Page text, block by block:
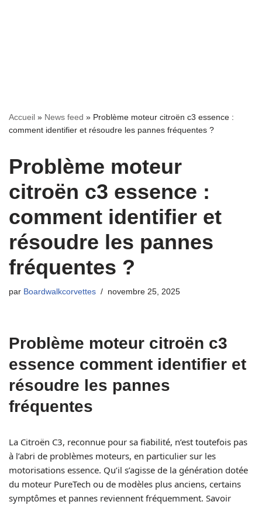
Accueil » News feed » Problème moteur citroën c3 essence :
comment identifier et résoudre les pannes fréquentes ?
Problème moteur
citroën c3 essence :
comment identifier et
résoudre les pannes
fréquentes ?
par Boardwalkcorvettes novembre 25, 2025
Problème moteur citroën c3
essence comment identifier et
résoudre les pannes
fréquentes
La Citroën C3, reconnue pour sa fiabilité, n’est toutefois pas
à l’abri de problèmes moteurs, en particulier sur les
motorisations essence. Qu’il s’agisse de la génération dotée
du moteur PureTech ou de modèles plus anciens, certains
symptômes et pannes reviennent fréquemment. Savoir